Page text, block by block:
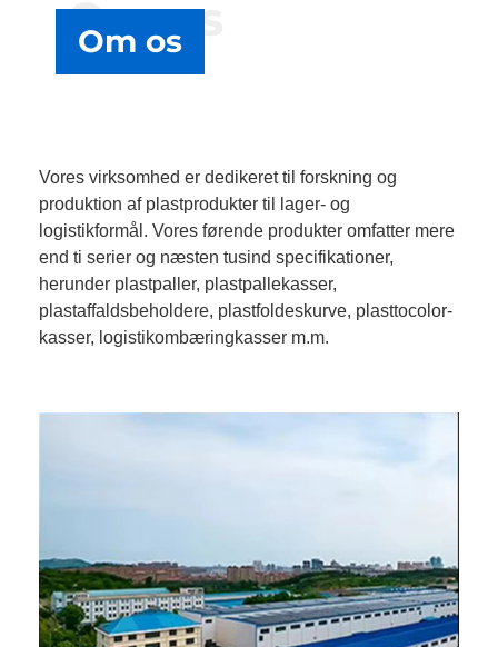
Om os
Om os
Vores virksomhed er dedikeret til forskning og
produktion af plastprodukter til lager- og
logistikformål. Vores førende produkter omfatter mere
end ti serier og næsten tusind specifikationer,
herunder plastpaller, plastpallekasser,
plastaffaldsbeholdere, plastfoldeskurve, plasttocolor-
kasser, logistikombæringkasser m.m.